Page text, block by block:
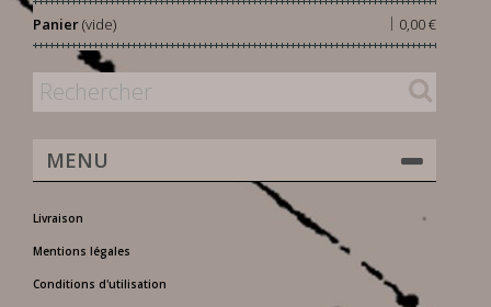
Panier 0,00 €
|
(vide)
MENU
Livraison
Mentions légales
Conditions d'utilisation